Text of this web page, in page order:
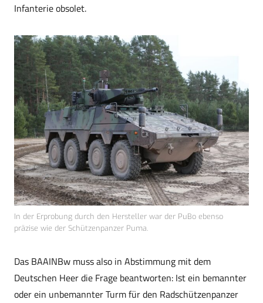
Infanterie obsolet.
In der Erprobung durch den Hersteller war der PuBo ebenso
präzise wie der Schützenpanzer Puma.
Das BAAINBw muss also in Abstimmung mit dem
Deutschen Heer die Frage beantworten: Ist ein bemannter
oder ein unbemannter Turm für den Radschützenpanzer